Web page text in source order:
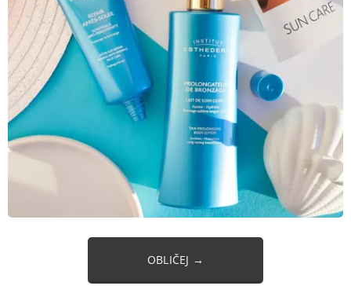
OBLIČEJ →